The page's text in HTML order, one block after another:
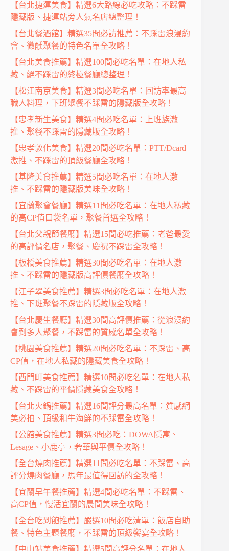
【台北捷運美食】精選6大路線必吃攻略：不踩雷
隱藏版、捷運站旁人氣名店總整理！
【台北餐酒館】精選35間必訪推薦：不踩雷浪漫約
會、微醺聚餐的特色名單全攻略！
【台北美食推薦】精選100間必吃名單：在地人私
藏、絕不踩雷的終極餐廳總整理！
【松江南京美食】精選3間必吃名單：回訪率最高
職人料理，下班聚餐不踩雷的隱藏版全攻略！
【忠孝新生美食】精選4間必吃名單：上班族激
推、聚餐不踩雷的隱藏版全攻略！
【忠孝敦化美食】精選20間必吃名單：PTT/Dcard
激推、不踩雷的頂級餐廳全攻略！
【基隆美食推薦】精選5間必吃名單：在地人激
推、不踩雷的隱藏版美味全攻略！
【宜蘭聚會餐廳】精選11間必吃名單：在地人私藏
的高CP值口袋名單，聚餐首選全攻略！
【台北父親節餐廳】精選15間必吃推薦：老爸最愛
的高評價名店，聚餐、慶祝不踩雷全攻略！
【板橋美食推薦】精選30間必吃名單：在地人激
推、不踩雷的隱藏版高評價餐廳全攻略！
【江子翠美食推薦】精選3間必吃名單：在地人激
推、下班聚餐不踩雷的隱藏版全攻略！
【台北慶生餐廳】精選30間高評價推薦：從浪漫約
會到多人聚餐，不踩雷的質感名單全攻略！
【桃園美食推薦】精選20間必吃名單：不踩雷、高
CP值，在地人私藏的隱藏美食全攻略！
【西門町美食推薦】精選10間必吃名單：在地人私
藏、不踩雷的平價隱藏美食全攻略！
【台北火鍋推薦】精選16間評分最高名單：質感網
美必拍、頂級和牛海鮮的不踩雷全攻略！
【公館美食推薦】精選3間必吃：DOWA隱寓、
Lesage、小鹿亭，奢華與平價全攻略！
【全台燒肉推薦】精選11間必吃名單：不踩雷、高
評分燒肉餐廳，馬年最值得回訪的全攻略！
【宜蘭早午餐推薦】精選4間必吃名單：不踩雷、
高CP值，慢活宜蘭的晨間美味全攻略！
【全台吃到飽推薦】嚴選10間必吃清單：飯店自助
餐、特色主題餐廳，不踩雷的頂級饗宴全攻略！